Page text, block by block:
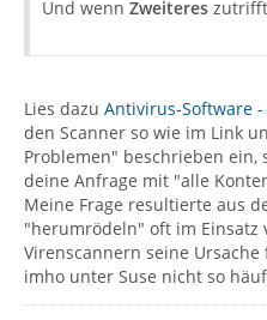
Und wenn Zweiteres
Lies dazu Antivirus-Software
den Scanner so wie im Link
Problemen" beschrieben ein,
deine Anfrage mit "alle
Meine Frage resultierte aus
"herumrödeln" oft im Einsatz
Virenscannern seine
imho unter Suse nicht so